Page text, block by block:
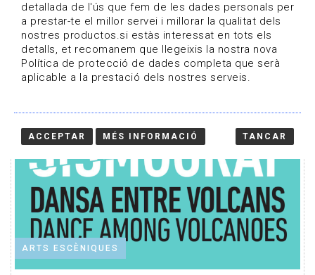
Convocatòries, activitats i notícies del sector de la
cultura.
ARTS ESCÈNIQUES
detallada de l'ús que fem de les dades personals per
a prestar-te el millor servei i millorar la qualitat dels
nostres productos.si estàs interessat en tots els
detalls, et recomanem que llegeixis la nostra nova
Política de protecció de dades completa que serà
aplicable a la prestació dels nostres serveis.
ACCEPTAR MÉS INFORMACIÓ TANCAR